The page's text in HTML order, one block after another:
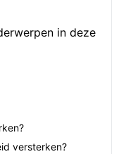
in deze
versterken?